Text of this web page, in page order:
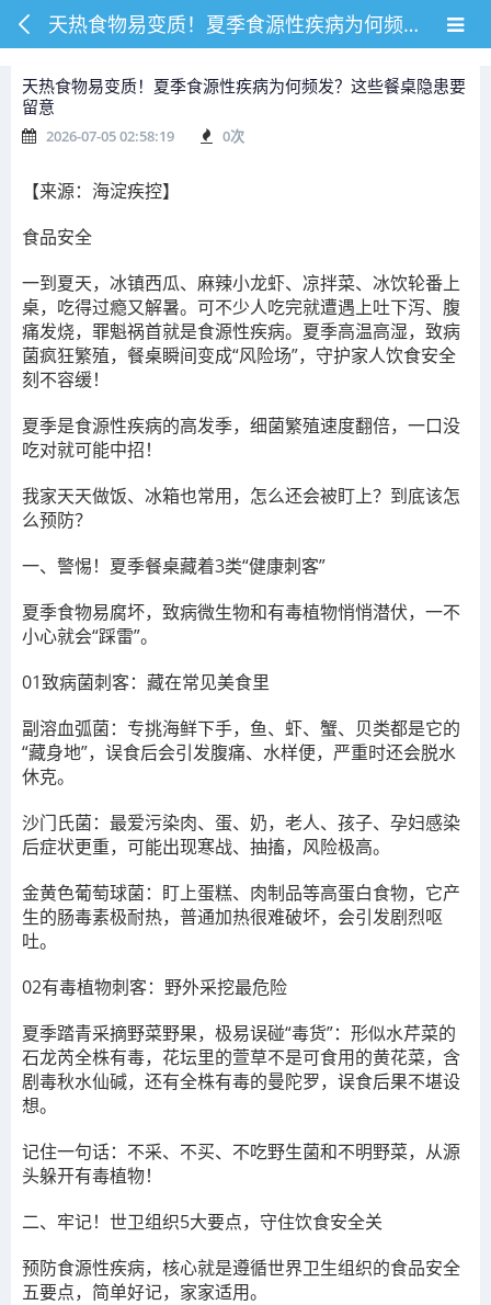
天热食物易变质！夏季食源性疾病为何频发？这些餐桌隐患要留意
天热食物易变质！夏季食源性疾病为何频发？这些餐桌隐患要
留意
2026-07-05 02:58:19 0次
【来源：海淀疾控】
食品安全
一到夏天，冰镇西瓜、麻辣小龙虾、凉拌菜、冰饮轮番上
桌，吃得过瘾又解暑。可不少人吃完就遭遇上吐下泻、腹
痛发烧，罪魁祸首就是食源性疾病。夏季高温高湿，致病
菌疯狂繁殖，餐桌瞬间变成“风险场”，守护家人饮食安全
刻不容缓！
夏季是食源性疾病的高发季，细菌繁殖速度翻倍，一口没
吃对就可能中招！
我家天天做饭、冰箱也常用，怎么还会被盯上？到底该怎
么预防？
一、警惕！夏季餐桌藏着3类“健康刺客”
夏季食物易腐坏，致病微生物和有毒植物悄悄潜伏，一不
小心就会“踩雷”。
01致病菌刺客：藏在常见美食里
副溶血弧菌：专挑海鲜下手，鱼、虾、蟹、贝类都是它的
“藏身地”，误食后会引发腹痛、水样便，严重时还会脱水
休克。
沙门氏菌：最爱污染肉、蛋、奶，老人、孩子、孕妇感染
后症状更重，可能出现寒战、抽搐，风险极高。
金黄色葡萄球菌：盯上蛋糕、肉制品等高蛋白食物，它产
生的肠毒素极耐热，普通加热很难破坏，会引发剧烈呕
吐。
02有毒植物刺客：野外采挖最危险
夏季踏青采摘野菜野果，极易误碰“毒货”：形似水芹菜的
石龙芮全株有毒，花坛里的萱草不是可食用的黄花菜，含
剧毒秋水仙碱，还有全株有毒的曼陀罗，误食后果不堪设
想。
记住一句话：不采、不买、不吃野生菌和不明野菜，从源
头躲开有毒植物！
二、牢记！世卫组织5大要点，守住饮食安全关
预防食源性疾病，核心就是遵循世界卫生组织的食品安全
五要点，简单好记，家家适用。